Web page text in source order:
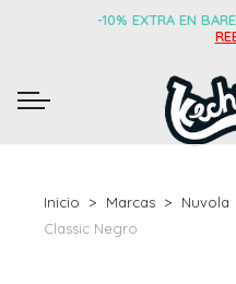
-10% EXTRA EN
Inicio Marcas Nuvola
Classic Negro